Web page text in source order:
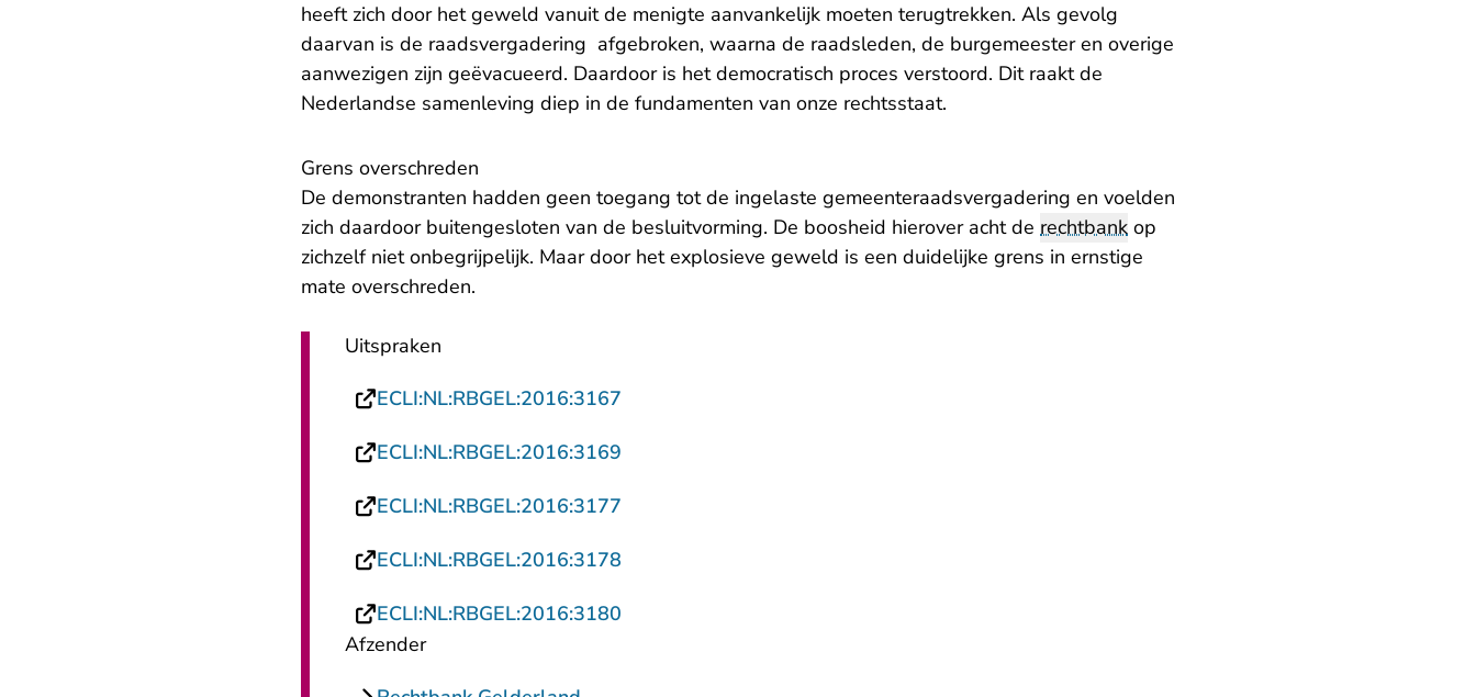
heeft zich door het geweld vanuit de menigte aanvankelijk moeten terugtrekken. Als gevolg
daarvan is de raadsvergadering afgebroken, waarna de raadsleden, de burgemeester en overige
aanwezigen zijn geëvacueerd. Daardoor is het democratisch proces verstoord. Dit raakt de
Nederlandse samenleving diep in de fundamenten van onze rechtsstaat.
Grens overschreden
De demonstranten hadden geen toegang tot de ingelaste gemeenteraadsvergadering en voelden
zich daardoor buitengesloten van de besluitvorming. De boosheid hierover acht de rechtbank op
zichzelf niet onbegrijpelijk. Maar door het explosieve geweld is een duidelijke grens in ernstige
mate overschreden.
Uitspraken
ECLI:NL:RBGEL:2016:3167
ECLI:NL:RBGEL:2016:3169
ECLI:NL:RBGEL:2016:3177
ECLI:NL:RBGEL:2016:3178
ECLI:NL:RBGEL:2016:3180
Afzender